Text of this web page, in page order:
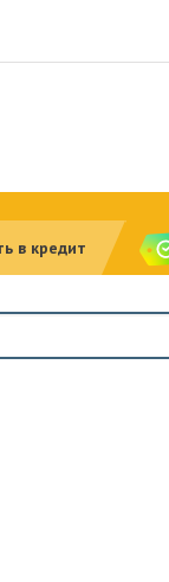
в кредит